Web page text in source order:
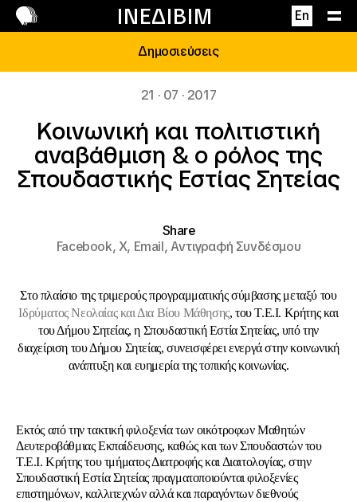
ΙΝΕΔΙΒΙΜ En
Επικοινωνία
Δημοσιεύσεις
21 · 07 · 2017
Κοινωνική και πολιτιστική
αναβάθμιση & ο ρόλος της
Σπουδαστικής Εστίας Σητείας
Share
Facebook,X, Email,Αντιγραφή Συνδέσμου
Στο πλαίσιο της τριμερούς προγραμματικής σύμβασης μεταξύ του
Ιδρύματος Νεολαίας και Δια Βίου Μάθησης, του Τ.Ε.Ι. Κρήτης και
του Δήμου Σητείας, η Σπουδαστική Εστία Σητείας, υπό την
διαχείριση του Δήμου Σητείας, συνεισφέρει ενεργά στην κοινωνική
ανάπτυξη και ευημερία της τοπικής κοινωνίας.
Εκτός από την τακτική φιλοξενία των οικότροφων Μαθητών
Δευτεροβάθμιας Εκπαίδευσης, καθώς και των Σπουδαστών του
Τ.Ε.Ι. Κρήτης του τμήματος Διατροφής και Διαιτολογίας, στην
Σπουδαστική Εστία Σητείας πραγματοποιούνται φιλοξενίες
επιστημόνων, καλλιτεχνών αλλά και παραγόντων διεθνούς